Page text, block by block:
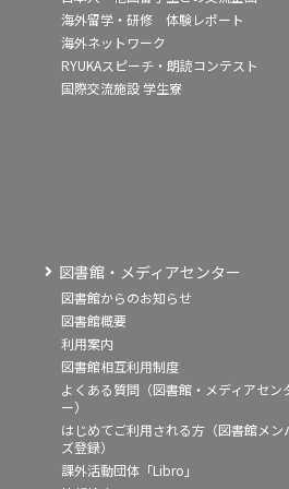
海外留学・研修 体験レポート
海外ネットワーク
RYUKAスピーチ・朗読コンテスト
国際交流施設 学生寮
図書館・メディアセンター
図書館からのお知らせ
図書館概要
利用案内
図書館相互利用制度
よくある質問（図書館・メディアセン
ー）
はじめてご利用される方（図書館メン
ズ登録）
課外活動団体「Libro」